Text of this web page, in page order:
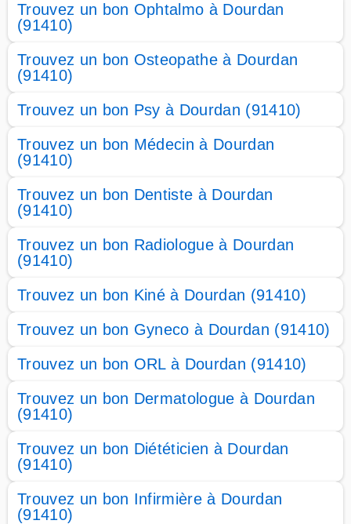
Trouvez un bon Ophtalmo à Dourdan
(91410)
Trouvez un bon Osteopathe à Dourdan
(91410)
Trouvez un bon Psy à Dourdan (91410)
Trouvez un bon Médecin à Dourdan
(91410)
Trouvez un bon Dentiste à Dourdan
(91410)
Trouvez un bon Radiologue à Dourdan
(91410)
Trouvez un bon Kiné à Dourdan (91410)
Trouvez un bon Gyneco à Dourdan (91410)
Trouvez un bon ORL à Dourdan (91410)
Trouvez un bon Dermatologue à Dourdan
(91410)
Trouvez un bon Diététicien à Dourdan
(91410)
Trouvez un bon Infirmière à Dourdan
(91410)